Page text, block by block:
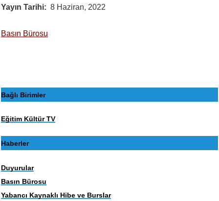
Yayın Tarihi 8 Haziran, 2022
Basın Bürosu
Bağlı Birimler
Eğitim Kültür TV
Haberler
Duyurular
Basın Bürosu
Yabancı Kaynaklı Hibe ve Burslar